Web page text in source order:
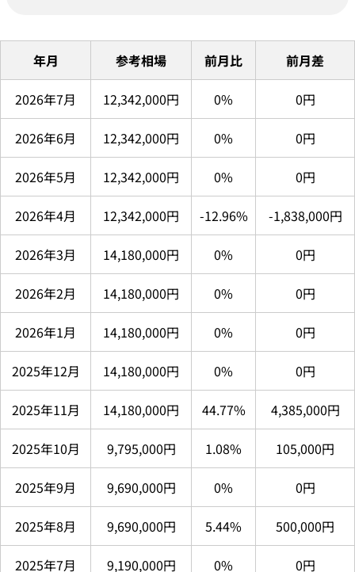
年月 参考相場 前月比 前月差
2026年7月 12,342,000円 0% 0円
2026年6月 12,342,000円 0% 0円
2026年5月 12,342,000円 0% 0円
2026年4月 12,342,000円 -12.96% -1,838,000円
2026年3月 14,180,000円 0% 0円
2026年2月 14,180,000円 0% 0円
2026年1月 14,180,000円 0% 0円
2025年12月 14,180,000円 0% 0円
2025年11月 14,180,000円 44.77% 4,385,000円
2025年10月 9,795,000円 1.08% 105,000円
2025年9月 9,690,000円 0% 0円
2025年8月 9,690,000円 5.44% 500,000円
2025年7月 9,190,000円 0% 0円